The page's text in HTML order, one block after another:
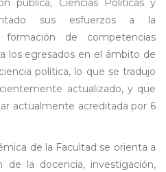
pública, Ciencias Políticas y
sus esfuerzos a la
de competencias
los egresados en el ámbito de
política, lo que se tradujo
actualizado, y que
actualmente acreditada por 6
de la Facultad se orienta a
de la docencia, investigación,